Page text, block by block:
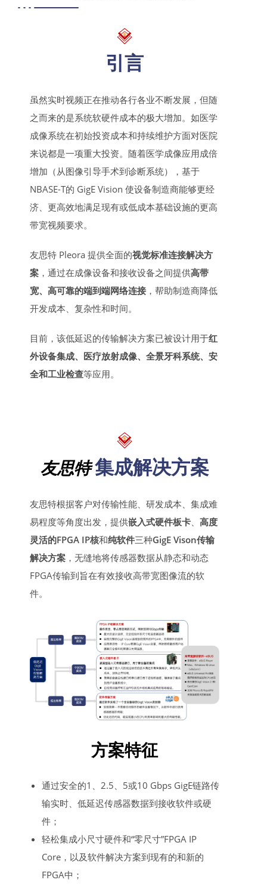
引言
虽然实时视频正在推动各行各业不断发展，但随
之而来的是系统软硬件成本的极大增加。如医学
成像系统在初始投资成本和持续维护方面对医院
来说都是一项重大投资。随着医学成像应用成倍
增加（从图像引导手术到诊断系统），基于
NBASE-T的 GigE Vision 使设备制造商能够更经
济、更高效地满足现有或低成本基础设施的更高
带宽视频要求。
友思特 Pleora 提供全面的视觉标准连接解决方
案 ，通过在成像设备和接收设备之间提供高带
宽、高可靠的端到端网络连接 ，帮助制造商降低
开发成本、复杂性和时间。
目前，该低延迟的传输解决方案已被设计用于红
外设备集成、医疗放射成像、全景牙科系统、安
全和工业检查等应用。
友思特集成解决方案
友思特根据客户对传输性能、研发成本、集成难
易程度等角度出发，提供嵌入式硬件板卡、 高度
灵活的FPGA IP核和纯软件三种GigE Vison传输
解决方案 ，无缝地将传感器数据从静态和动态
FPGA传输到旨在有效接收高带宽图像流的软
件。
方案特征
通过安全的1、2.5、5或10 Gbps GigE链路传
输实时、低延迟传感器数据到接收软件或硬
件；
轻松集成小尺寸硬件和“零尺寸”FPGA IP
Core，以及软件解决方案到现有的和新的
FPGA中；